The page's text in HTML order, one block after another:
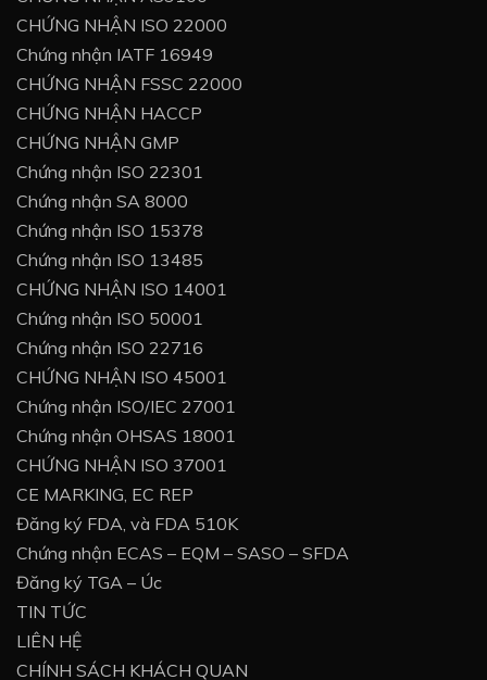
CHỨNG NHẬN ISO 22000
Chứng nhận IATF 16949
CHỨNG NHẬN FSSC 22000
CHỨNG NHẬN HACCP
CHỨNG NHẬN GMP
Chứng nhận ISO 22301
Chứng nhận SA 8000
Chứng nhận ISO 15378
Chứng nhận ISO 13485
CHỨNG NHẬN ISO 14001
Chứng nhận ISO 50001
Chứng nhận ISO 22716
CHỨNG NHẬN ISO 45001
Chứng nhận ISO/IEC 27001
Chứng nhận OHSAS 18001
CHỨNG NHẬN ISO 37001
CE MARKING, EC REP
Đăng ký FDA, và FDA 510K
Chứng nhận ECAS – EQM – SASO – SFDA
Đăng ký TGA – Úc
TIN TỨC
LIÊN HỆ
CHÍNH SÁCH KHÁCH QUAN